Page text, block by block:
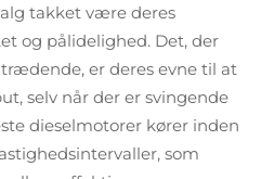
takket være deres
og pålidelighed. Det, der
er deres evne til at
selv når der er svingende
dieselmotorer kører inden
som